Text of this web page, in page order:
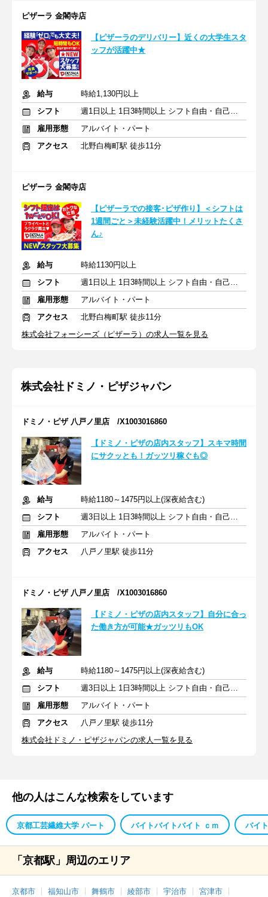
ピザーラ 金閣寺店
【ピザーラのデリバリー】近くの大学生スタ
ッフが活躍中★
給与
時給1,130円以上
シフト
週1日以上 1日3時間以上 シフト自由・自己申告
雇用形態
アルバイト・パート
アクセス
北野白梅町駅 徒歩11分
ピザーラ 金閣寺店
【ピザーラでの接客･ピザ作り】＜シフトは
1週間ごと＞未経験活躍中！メリットたくさ
ん♪
給与
時給1130円以上
シフト
週1日以上 1日3時間以上 シフト自由・自己申告
雇用形態
アルバイト・パート
アクセス
北野白梅町駅 徒歩11分
株式会社フォーシーズ（ピザーラ）の求人一覧を見る
株式会社ドミノ・ピザジャパン
ドミノ・ピザ 八戸ノ里店 /X1003016860
【ドミノ・ピザの店内スタッフ】スキマ時間
にサクッとも！ガッツリ稼ぐも◎
給与
時給1180～1475円以上(深夜給含む)
シフト
週3日以上 1日3時間以上 シフト自由・自己申告
雇用形態
アルバイト・パート
アクセス
八戸ノ里駅 徒歩11分
ドミノ・ピザ 八戸ノ里店 /X1003016860
【ドミノ・ピザの店内スタッフ】自分に合っ
た働き方が可能★ガッツリもOK
給与
時給1180～1475円以上(深夜給含む)
シフト
週3日以上 1日3時間以上 シフト自由・自己申告
雇用形態
アルバイト・パート
アクセス
八戸ノ里駅 徒歩11分
株式会社ドミノ・ピザジャパンの求人一覧を見る
他の人はこんな検索をしています
京都工芸繊維大学 パート バイトバイトバイト ｃｍ バイ
「京都駅」周辺のエリア
京都市 福知山市 舞鶴市 綾部市 宇治市 宮津市